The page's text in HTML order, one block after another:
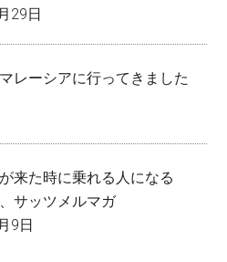
29日
レーシアに行ってきました
来た時に乗れる人になる
、サッツメルマガ
9日